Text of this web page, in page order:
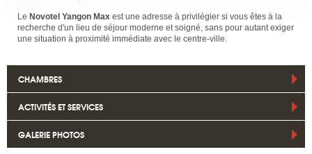
Le Novotel Yangon Max est une adresse à privilégier si vous êtes à la
recherche d'un lieu de séjour moderne et soigné, sans pour autant exiger
une situation à proximité immédiate avec le centre-ville.
CHAMBRES
ACTIVITÉS ET SERVICES
GALERIE PHOTOS